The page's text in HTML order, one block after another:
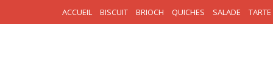
ACCUEIL BISCUIT BRIOCH QUICHES SALADE TARTE